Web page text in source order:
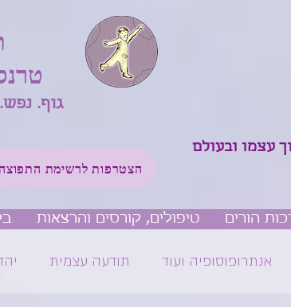
גוף.
הצטרפות לרשימת
עצמו ובעולם
הורים טיפולים, קורסים והרצאות
אנתרופוסופיה ועוד תודעה עצמית